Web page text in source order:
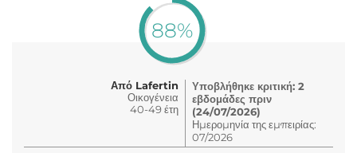
88%
Από Lafertin
Οικογένεια
40-49 έτη
Υποβλήθηκε κριτική: 2
εβδομάδες πριν
(24/07/2026)
Ημερομηνία της εμπειρίας:
07/2026